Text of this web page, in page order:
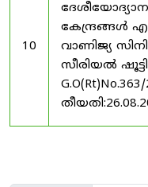
10
കേന്ദ്രങ്ങൾ
വാണിജ്യ
സീരിയൽ